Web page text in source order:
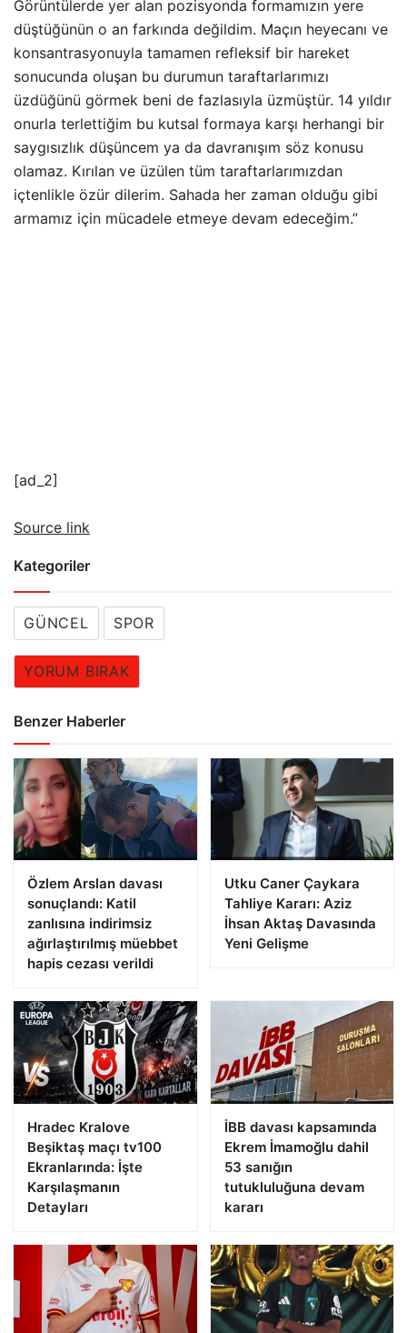
Görüntülerde yer alan pozisyonda formamızın yere
düştüğünün o an farkında değildim. Maçın heyecanı ve
konsantrasyonuyla tamamen refleksif bir hareket
sonucunda oluşan bu durumun taraftarlarımızı
üzdüğünü görmek beni de fazlasıyla üzmüştür. 14 yıldır
onurla terlettiğim bu kutsal formaya karşı herhangi bir
saygısızlık düşüncem ya da davranışım söz konusu
olamaz. Kırılan ve üzülen tüm taraftarlarımızdan
içtenlikle özür dilerim. Sahada her zaman olduğu gibi
armamız için mücadele etmeye devam edeceğim.”
[ad_2]
Source link
Kategoriler
GÜNCEL SPOR
YORUM BIRAK
Benzer Haberler
Özlem Arslan davası
sonuçlandı: Katil
zanlısına indirimsiz
ağırlaştırılmış müebbet
hapis cezası verildi
Utku Caner Çaykara
Tahliye Kararı: Aziz
İhsan Aktaş Davasında
Yeni Gelişme
Hradec Kralove
Beşiktaş maçı tv100
Ekranlarında: İşte
Karşılaşmanın
Detayları
İBB davası kapsamında
Ekrem İmamoğlu dahil
53 sanığın
tutukluluğuna devam
kararı